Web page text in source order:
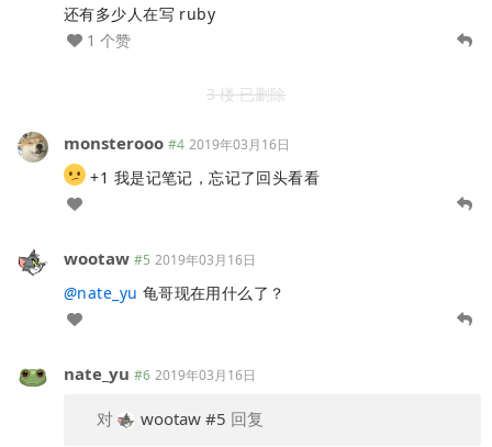
还有多少人在写 ruby
1 个赞
3 楼 已删除
monsterooo #4 2019年03月16日
+1 我是记笔记，忘记了回头看看
wootaw #5 2019年03月16日
@nate_yu 龟哥现在用什么了？
nate_yu #6 2019年03月16日
对 wootaw #5 回复